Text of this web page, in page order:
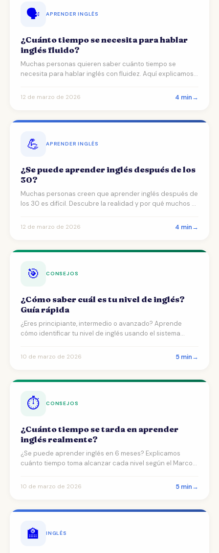
🗣️ APRENDER INGLÉS
¿Cuánto tiempo se necesita para hablar
inglés fluido?
Muchas personas quieren saber cuánto tiempo se
necesita para hablar inglés con fluidez. Aquí explicamos
12 de marzo de 2026 4 min→
💪 APRENDER INGLÉS
¿Se puede aprender inglés después de los
30?
Muchas personas creen que aprender inglés después de
los 30 es difícil. Descubre la realidad y por qué muchos …
12 de marzo de 2026 4 min→
🎯 CONSEJOS
¿Cómo saber cuál es tu nivel de inglés?
Guía rápida
¿Eres principiante, intermedio o avanzado? Aprende
cómo identificar tu nivel de inglés usando el sistema
10 de marzo de 2026 5 min→
⏱️ CONSEJOS
¿Cuánto tiempo se tarda en aprender
inglés realmente?
¿Se puede aprender inglés en 6 meses? Explicamos
cuánto tiempo toma alcanzar cada nivel según el Marco
10 de marzo de 2026 5 min→
🏫 INGLÉS